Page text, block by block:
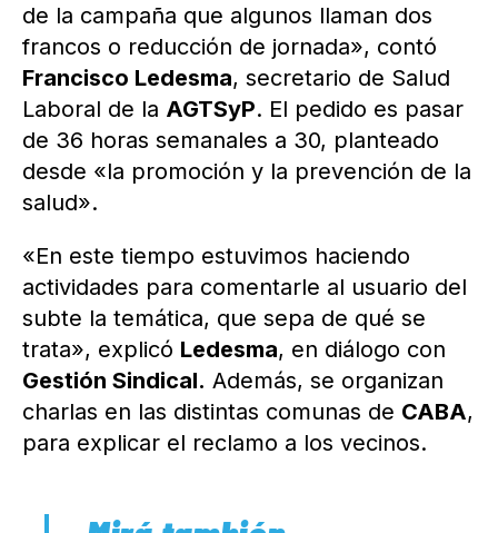
de la campaña que algunos llaman dos
francos o reducción de jornada», contó
Francisco Ledesma, secretario de Salud
Laboral de la AGTSyP. El pedido es pasar
de 36 horas semanales a 30, planteado
desde «la promoción y la prevención de la
salud».
«En este tiempo estuvimos haciendo
actividades para comentarle al usuario del
subte la temática, que sepa de qué se
trata», explicó Ledesma, en diálogo con
Gestión Sindical. Además, se organizan
charlas en las distintas comunas de CABA,
para explicar el reclamo a los vecinos.